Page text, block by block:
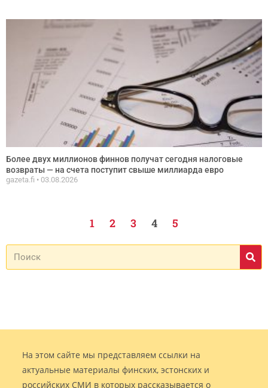
Более двух миллионов финнов получат сегодня налоговые
возвраты — на счета поступит свыше миллиарда евро
gazeta.fi 03.08.2026
1 2 3 4 5
На этом сайте мы представляем ссылки на
актуальные материалы финских, эстонских и
российских СМИ в которых рассказывается о